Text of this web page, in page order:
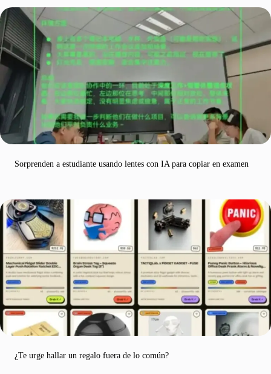
Sorprenden a estudiante usando lentes con IA para copiar en examen
¿Te urge hallar un regalo fuera de lo común?